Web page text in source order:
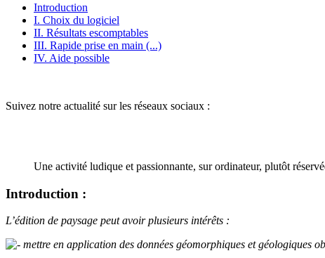
Introduction
I. Choix du logiciel
II. Résultats escomptables
III. Rapide prise en main (...)
IV. Aide possible
Suivez notre actualité sur les réseaux sociaux :
Une activité ludique et passionnante, sur ordinateur, plutôt
Introduction :
L’édition de paysage peut avoir plusieurs intérêts :
mettre en application des données géomorphiques et géologiques